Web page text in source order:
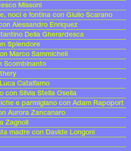
Missoni
noci e fontina con Giulio Scarano
Alessandro Enriquez
Della Gherardesca
Splendore
Marco Sammicheli
Scombinanto
Catalfamo
con Silvia Stella Osella
e parmigiano con Adam Rapoport
Aurora Zancanaro
Zagnoli
madre con Davide Longoni